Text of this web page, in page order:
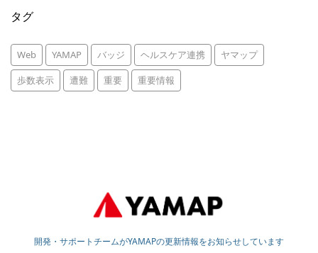
タグ
Web YAMAP バッジ ヘルスケア連携
ヤマップ
歩数表示
遭難 重要 重要情報
開発・サポートチームがYAMAPの更新情報をお知らせしています